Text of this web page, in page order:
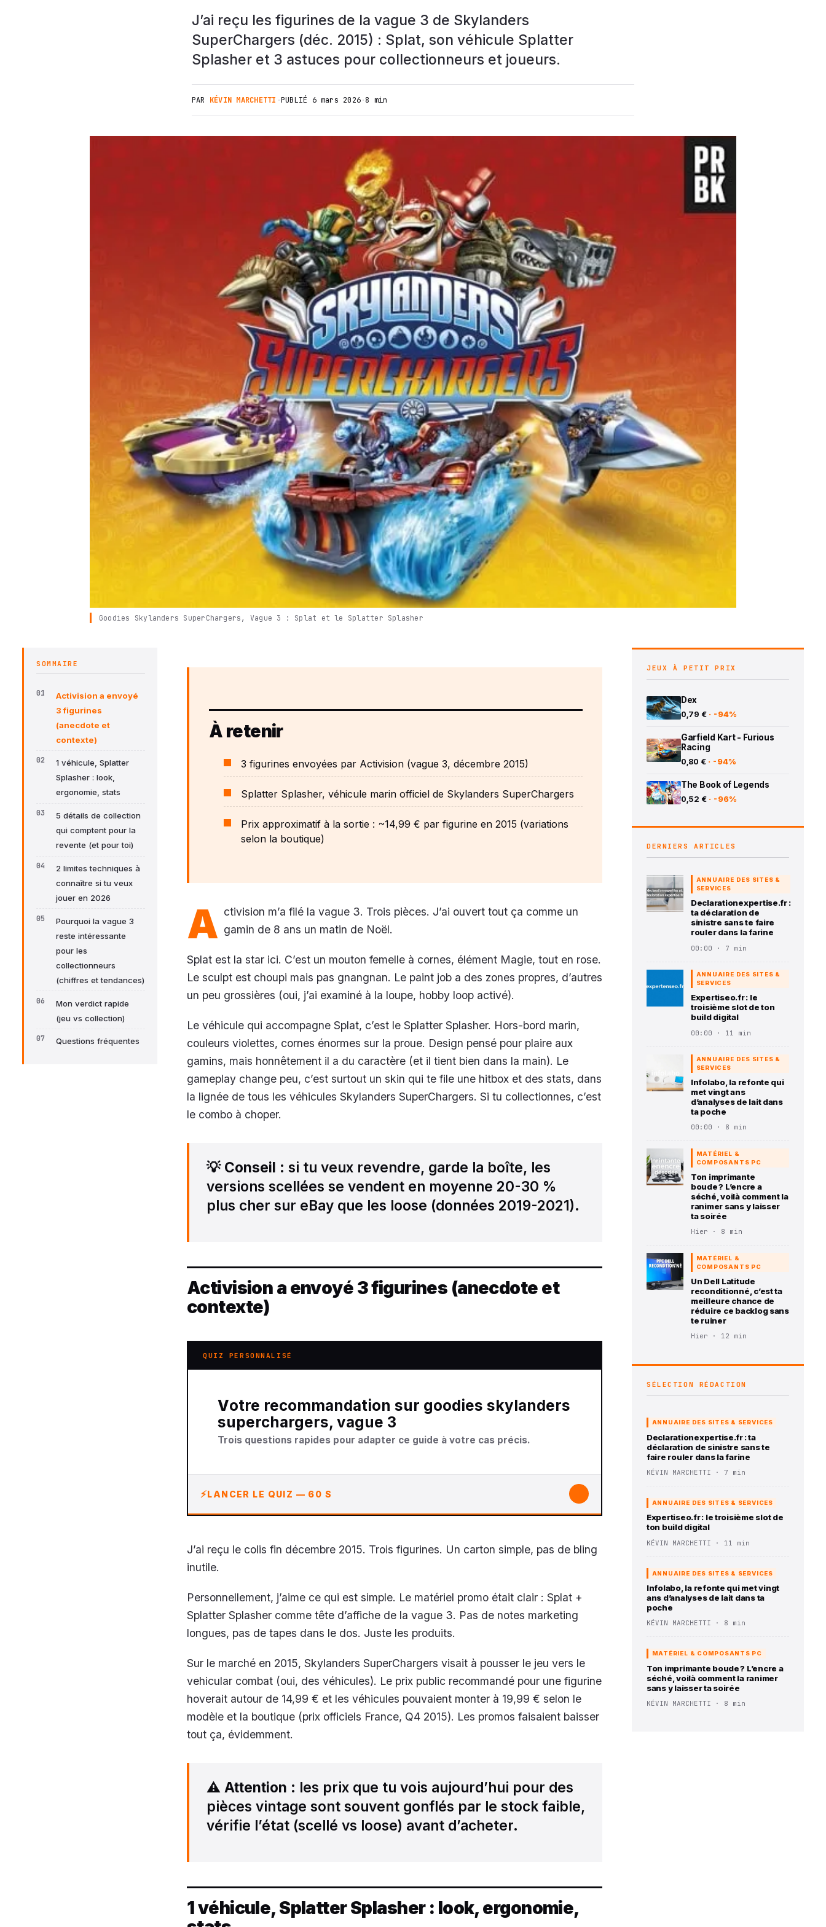
J’ai reçu les figurines de la vague 3 de Skylanders
SuperChargers (déc. 2015) : Splat, son véhicule Splatter
Splasher et 3 astuces pour collectionneurs et joueurs.
PAR KÉVIN MARCHETTI ·PUBLIÉ 6 mars 2026·8 min
Goodies Skylanders SuperChargers, Vague 3 : Splat et le Splatter Splasher
SOMMAIRE
Activision a envoyé
3 figurines
(anecdote et
contexte)
1 véhicule, Splatter
Splasher : look,
ergonomie, stats
5 détails de collection
qui comptent pour la
revente (et pour toi)
2 limites techniques à
connaître si tu veux
jouer en 2026
Pourquoi la vague 3
reste intéressante
pour les
collectionneurs
(chiffres et tendances)
Mon verdict rapide
(jeu vs collection)
Questions fréquentes
À retenir
3 figurines envoyées par Activision (vague 3, décembre 2015)
Splatter Splasher, véhicule marin officiel de Skylanders SuperChargers
Prix approximatif à la sortie : ~14,99 € par figurine en 2015 (variations
selon la boutique)
A ctivision m’a filé la vague 3. Trois pièces. J’ai ouvert tout ça comme un
gamin de 8 ans un matin de Noël.
Splat est la star ici. C’est un mouton femelle à cornes, élément Magie, tout en rose.
Le sculpt est choupi mais pas gnangnan. Le paint job a des zones propres, d’autres
un peu grossières (oui, j’ai examiné à la loupe, hobby loop activé).
Le véhicule qui accompagne Splat, c’est le Splatter Splasher. Hors-bord marin,
couleurs violettes, cornes énormes sur la proue. Design pensé pour plaire aux
gamins, mais honnêtement il a du caractère (et il tient bien dans la main). Le
gameplay change peu, c’est surtout un skin qui te file une hitbox et des stats, dans
la lignée de tous les véhicules Skylanders SuperChargers. Si tu collectionnes, c’est
le combo à choper.
💡 Conseil : si tu veux revendre, garde la boîte, les
versions scellées se vendent en moyenne 20-30 %
plus cher sur eBay que les loose (données 2019-2021).
Activision a envoyé 3 figurines (anecdote et
contexte)
QUIZ PERSONNALISÉ
Votre recommandation sur goodies skylanders
superchargers, vague 3
Trois questions rapides pour adapter ce guide à votre cas précis.
LANCER LE QUIZ — 60 S
J’ai reçu le colis fin décembre 2015. Trois figurines. Un carton simple, pas de bling
inutile.
Personnellement, j’aime ce qui est simple. Le matériel promo était clair : Splat +
Splatter Splasher comme tête d’affiche de la vague 3. Pas de notes marketing
longues, pas de tapes dans le dos. Juste les produits.
Sur le marché en 2015, Skylanders SuperChargers visait à pousser le jeu vers le
vehicular combat (oui, des véhicules). Le prix public recommandé pour une figurine
hoverait autour de 14,99 € et les véhicules pouvaient monter à 19,99 € selon le
modèle et la boutique (prix officiels France, Q4 2015). Les promos faisaient baisser
tout ça, évidemment.
⚠️ Attention : les prix que tu vois aujourd’hui pour des
pièces vintage sont souvent gonflés par le stock faible,
vérifie l’état (scellé vs loose) avant d’acheter.
1 véhicule, Splatter Splasher : look, ergonomie,
JEUX À PETIT PRIX
Dex
0,79 € · -94%
Garfield Kart - Furious
Racing
0,80 € · -94%
The Book of Legends
0,52 € · -96%
DERNIERS ARTICLES
ANNUAIRE DES SITES &
SERVICES
Declarationexpertise.fr :
ta déclaration de
sinistre sans te faire
rouler dans la farine
00:00 · 7 min
ANNUAIRE DES SITES &
SERVICES
Expertiseo.fr : le
troisième slot de ton
build digital
00:00 · 11 min
ANNUAIRE DES SITES &
SERVICES
Infolabo, la refonte qui
met vingt ans
d’analyses de lait dans
ta poche
00:00 · 8 min
MATÉRIEL &
COMPOSANTS PC
Ton imprimante
boude ? L’encre a
séché, voilà comment la
ranimer sans y laisser
ta soirée
Hier · 8 min
MATÉRIEL &
COMPOSANTS PC
Un Dell Latitude
reconditionné, c’est ta
meilleure chance de
réduire ce backlog sans
te ruiner
Hier · 12 min
SÉLECTION RÉDACTION
ANNUAIRE DES SITES & SERVICES
Declarationexpertise.fr : ta
déclaration de sinistre sans te
faire rouler dans la farine
KÉVIN MARCHETTI · 7 min
ANNUAIRE DES SITES & SERVICES
Expertiseo.fr : le troisième slot de
ton build digital
KÉVIN MARCHETTI · 11 min
ANNUAIRE DES SITES & SERVICES
Infolabo, la refonte qui met vingt
ans d’analyses de lait dans ta
poche
KÉVIN MARCHETTI · 8 min
MATÉRIEL & COMPOSANTS PC
Ton imprimante boude ? L’encre a
séché, voilà comment la ranimer
sans y laisser ta soirée
KÉVIN MARCHETTI · 8 min